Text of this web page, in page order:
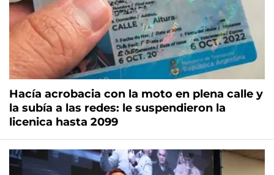
Hacía acrobacia con la moto en plena calle y
la subía a las redes: le suspendieron la
licenica hasta 2099